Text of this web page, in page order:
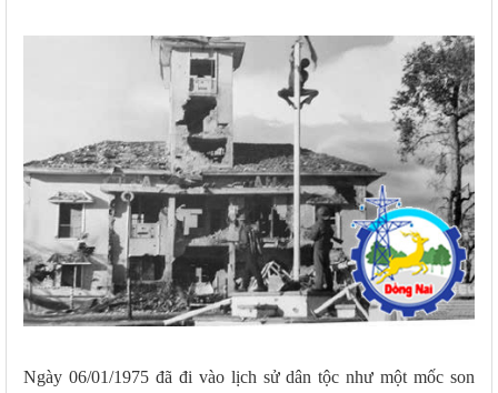
Ngày 06/01/1975 đã đi vào lịch sử dân tộc như một mốc son